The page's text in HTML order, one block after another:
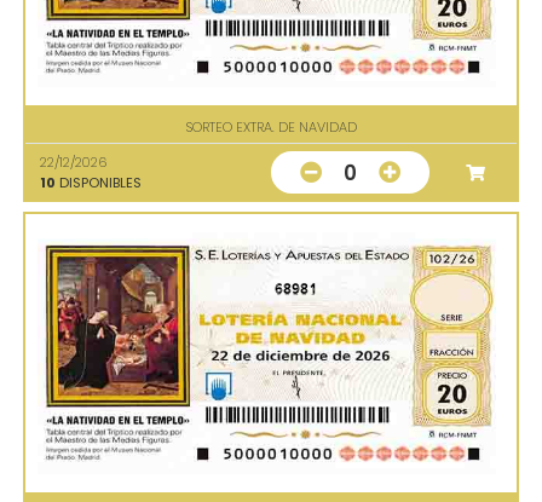
SORTEO EXTRA. DE NAVIDAD
22/12/2026
10 DISPONIBLES 0
68981